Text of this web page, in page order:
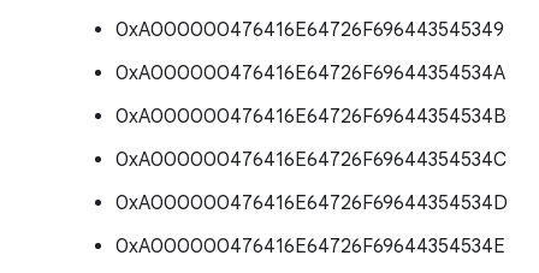
0xA000000476416E64726F696443545349
0xA000000476416E64726F69644354534A
0xA000000476416E64726F69644354534B
0xA000000476416E64726F69644354534C
0xA000000476416E64726F69644354534D
0xA000000476416E64726F69644354534E